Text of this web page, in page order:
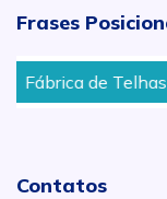
Frases
de Telhas
Contatos